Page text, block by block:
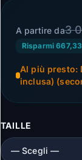
A partire da3
Risparmi
Al più presto:
inclusa)
TAILLE